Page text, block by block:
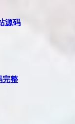
源码
完整